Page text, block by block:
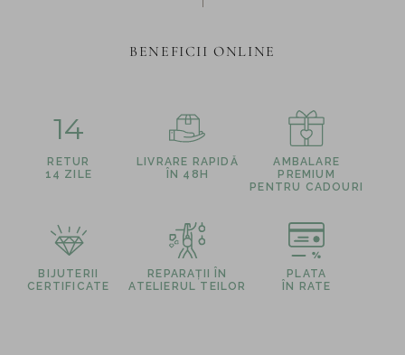
BENEFICII ONLINE
14
RETUR
14 ZILE
LIVRARE RAPIDĂ
ÎN 48H
AMBALARE
PREMIUM
PENTRU CADOURI
BIJUTERII
CERTIFICATE
REPARAȚII ÎN
ATELIERUL TEILOR
PLATA
ÎN RATE